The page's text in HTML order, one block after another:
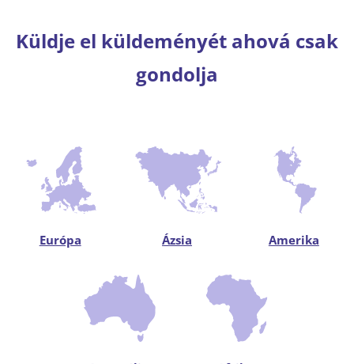
Küldje el küldeményét ahová csak
gondolja
Európa Ázsia Amerika